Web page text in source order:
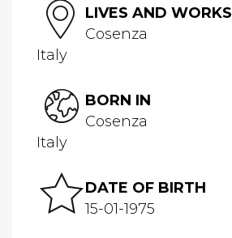
LIVES AND WORKS
Cosenza
Italy
BORN IN
Cosenza
Italy
DATE OF BIRTH
15-01-1975